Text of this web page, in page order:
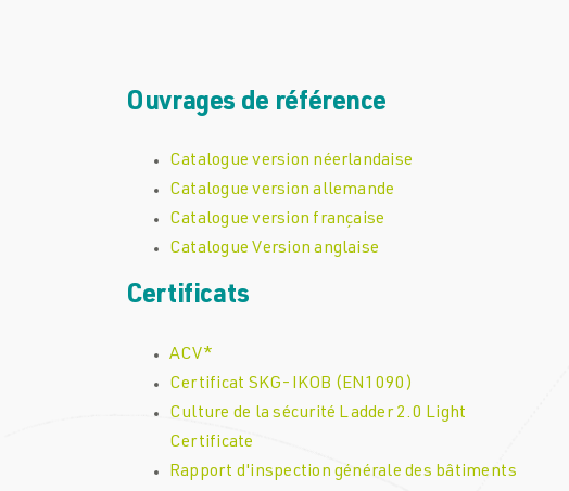
Ouvrages de référence
Catalogue version néerlandaise
Catalogue version allemande
Catalogue version française
Catalogue Version anglaise
Certificats
ACV*
Certificat SKG-IKOB (EN1090)
Culture de la sécurité Ladder 2.0 Light
Certificate
Rapport d'inspection générale des bâtiments